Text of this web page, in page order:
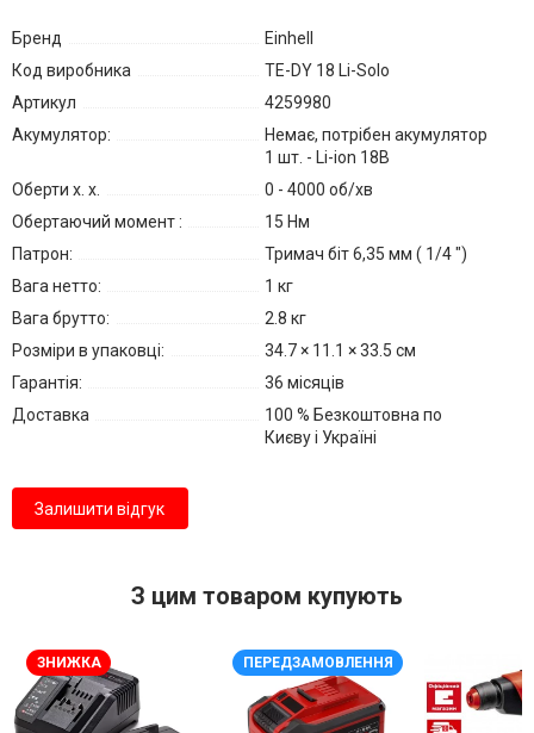
Бренд
Einhell
Код виробника
TE-DY 18 Li-Solo
Артикул
4259980
Акумулятор:
Немає, потрібен акумулятор
1 шт. - Li-ion 18В
Оберти х. х.
0 - 4000 об/хв
Обертаючий момент :
15 Нм
Патрон:
Тримач біт 6,35 мм ( 1/4 ")
Вага нетто:
1 кг
Вага брутто:
2.8 кг
Розміри в упаковці:
34.7 × 11.1 × 33.5 см
Гарантія:
36 місяців
Доставка
100 % Безкоштовна по
Києву і Україні
Залишити відгук
З цим товаром купують
ЗНИЖКА ПЕРЕДЗАМОВЛЕННЯ